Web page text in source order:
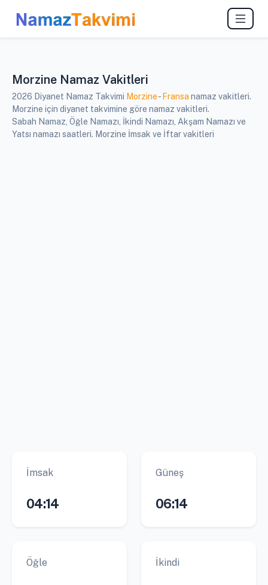
Morzine Namaz Vakitleri
2026 Diyanet Namaz Takvimi Morzine- Fransa namaz vakitleri.
Morzine için diyanet takvimine göre namaz vakitleri.
Sabah Namaz, Öğle Namazı, İkindi Namazı, Akşam Namazı ve
Yatsı namazı saatleri. Morzine İmsak ve İftar vakitleri
İmsak
04:14
Güneş
06:14
Öğle İkindi